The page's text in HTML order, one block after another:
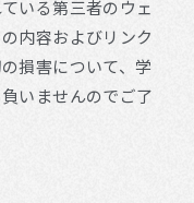
いる第三者のウェ
内容およびリンク
損害について、学
いませんのでご了